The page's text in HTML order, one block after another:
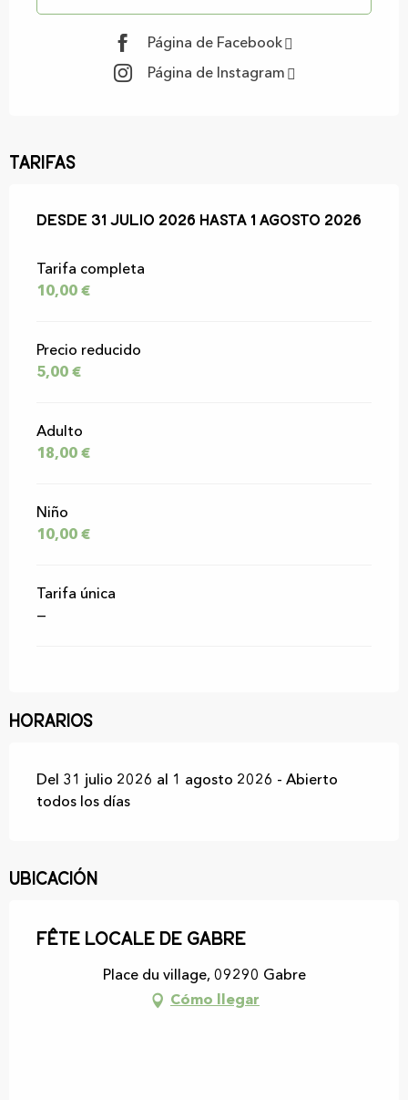
Página de Facebook
Página de Instagram
Tarifas
Desde 31 julio 2026 hasta 1 agosto 2026
Desde 31 julio 2026 hasta 1 agosto 2026
Tarifa completa
10,00 €
Precio reducido
5,00 €
Adulto
18,00 €
Niño
10,00 €
Tarifa única
—
Horarios
Del 31 julio 2026 al 1 agosto 2026 - Abierto
todos los días
Ubicación
Fête locale de Gabre
Place du village, 09290 Gabre
Cómo llegar